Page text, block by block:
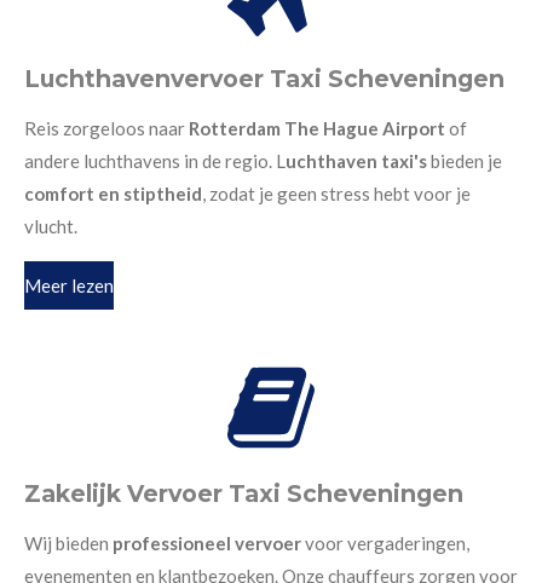
Luchthavenvervoer Taxi Scheveningen
Reis zorgeloos naar Rotterdam The Hague Airport of
andere luchthavens in de regio. Luchthaven taxi'sbieden je
comfort en stiptheid, zodat je geen stress hebt voor je
vlucht.
Meer lezen
Zakelijk Vervoer Taxi Scheveningen
Wij bieden professioneel vervoervoor vergaderingen,
evenementen en klantbezoeken. Onze chauffeurs zorgen voor